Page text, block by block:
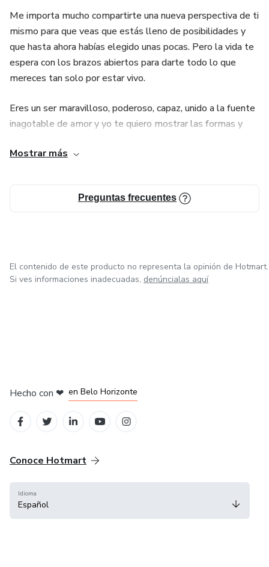
Me importa mucho compartirte una nueva perspectiva de ti
mismo para que veas que estás lleno de posibilidades y
que hasta ahora habías elegido unas pocas. Pero la vida te
espera con los brazos abiertos para darte todo lo que
mereces tan solo por estar vivo.
Eres un ser maravilloso, poderoso, capaz, unido a la fuente
inagotable de amor y yo te quiero mostrar las formas y
conectada en alma, cuerpo y espíritu a la gran fuente del
Mostrar más
Preguntas frecuentes
El contenido de este producto no representa la opinión de Hotmart.
Si ves informaciones inadecuadas, denúncialas aquí
Hecho con ❤ en Belo Horizonte
Conoce Hotmart
Idioma
Español